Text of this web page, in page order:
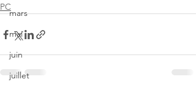
mars
mai
juin
juillet
PC